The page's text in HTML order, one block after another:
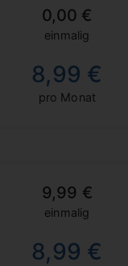
0,00 €
einmalig
8,99 €
pro Monat
9,99 €
einmalig
8,99 €